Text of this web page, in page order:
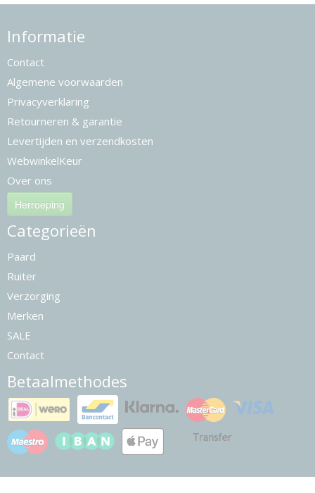
Informatie
Contact
Algemene voorwaarden
Privacyverklaring
Retourneren & garantie
Levertijden en verzendkosten
WebwinkelKeur
Over ons
Herroeping
Categorieën
Paard
Ruiter
Verzorging
Merken
SALE
Contact
Betaalmethodes